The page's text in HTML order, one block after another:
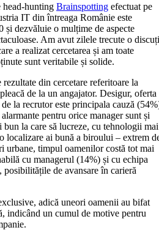
head-hunting Brainspotting efectuat pe
IT din întreaga Românie este
și dezvăluie o mulțime de aspecte
Am avut zilele trecute o
a realizat cercetarea și am toate
sunt veritabile și solide.
rezultate din cercetare referitoare la
de la un angajator. Desigur, oferta
la recrutor este principala cauză
pentru orice manager sunt și
bun la care să lucreze, cu tehnologii mai
localizare ai bună a biroului – extrem
urbane, timpul oamenilor costă tot mai
cu managerul (14%) și cu echipa
de avansare în carieră
adică uneori oamenii au bifat
indicând un cumul de motive pentru